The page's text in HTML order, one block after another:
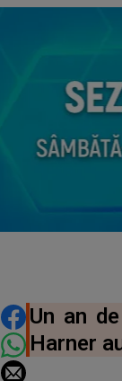
DISTRIBUIE
Un an
Harner